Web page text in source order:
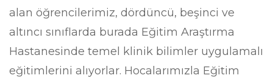
alan öğrencilerimiz, dördüncü, beşinci ve
altıncı sınıflarda burada Eğitim Araştırma
Hastanesinde temel klinik bilimler uygulamalı
eğitimlerini alıyorlar. Hocalarımızla Eğitim